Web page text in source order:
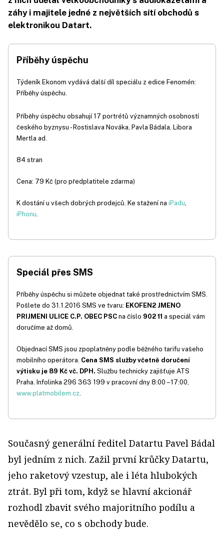
záhy i majitele jedné z největších sítí obchodů s
elektronikou Datart.
Příběhy úspěchu
Týdeník Ekonom vydává další díl speciálu z edice Fenomén:
Příběhy úspěchu.
Příběhy úspěchu obsahují 17 portrétů významných osobností
českého byznysu - Rostislava Nováka, Pavla Bádala, Libora
Mertla ad.
84 stran
Cena: 79 Kč (pro předplatitele zdarma)
K dostání u všech dobrých prodejců. Ke stažení na iPadu,
iPhonu.
Speciál přes SMS
Příběhy úspěchu si můžete objednat také prostřednictvím SMS.
Pošlete do 31.1.2016 SMS ve tvaru: EKOFEN2 JMENO
PRIJMENI ULICE C.P. OBEC PSC na číslo 902 11 a speciál vám
doručíme až domů.
Objednací SMS jsou zpoplatněny podle běžného tarifu vašeho
mobilního operátora. Cena SMS služby včetně doručení
výtisku je 89 Kč vč. DPH. Službu technicky zajišťuje ATS
Praha. Infolinka 296 363 199 v pracovní dny 8:00 – 17:00,
www.platmobilem.cz.
Současný generální ředitel Datartu Pavel Bádal
byl jedním z nich. Zažil první krůčky Datartu,
jeho raketový vzestup, ale i léta hlubokých
ztrát. Byl při tom, když se hlavní akcionář
rozhodl zbavit svého majoritního podílu a
nevědělo se, co s obchody bude.